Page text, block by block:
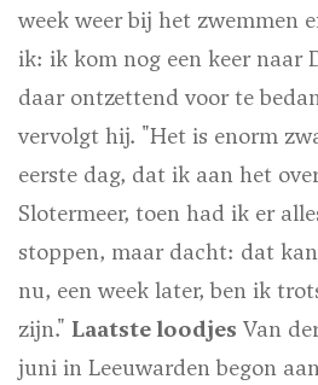
week weer bij het zwemmen
ik: ik kom nog een keer naar
daar ontzettend voor te
vervolgt hij. "Het is enorm
eerste dag, dat ik aan het
Slotermeer, toen had ik er
stoppen, maar dacht: dat
nu, een week later, ben ik
zijn." Laatste loodjes Van
juni in Leeuwarden begon